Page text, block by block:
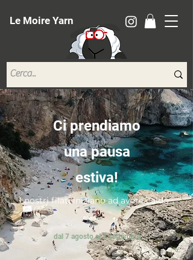
Le Moire Yarn
Ci prendiamo
una pausa
estiva!
I nostri filati iniziano ad avere caldo...
dal 7 agosto al 7 settembre